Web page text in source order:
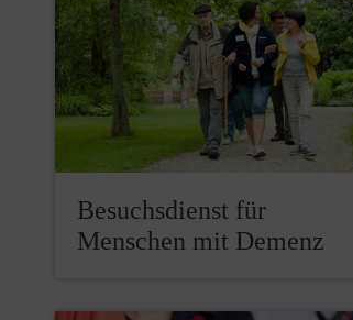
Besuchsdienst für
Menschen mit Demenz